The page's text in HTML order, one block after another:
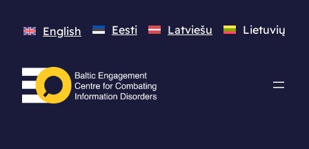
English Eesti Latviešu Lietuvių